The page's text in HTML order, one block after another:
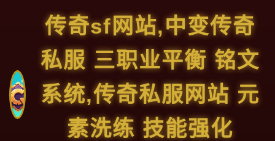
传奇sf网站,中变传奇
私服 三职业平衡 铭文
系统,传奇私服网站 元
素洗练 技能强化